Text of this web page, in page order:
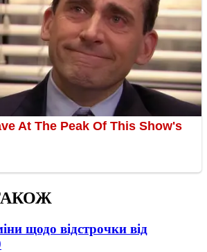
щодо відстрочки від